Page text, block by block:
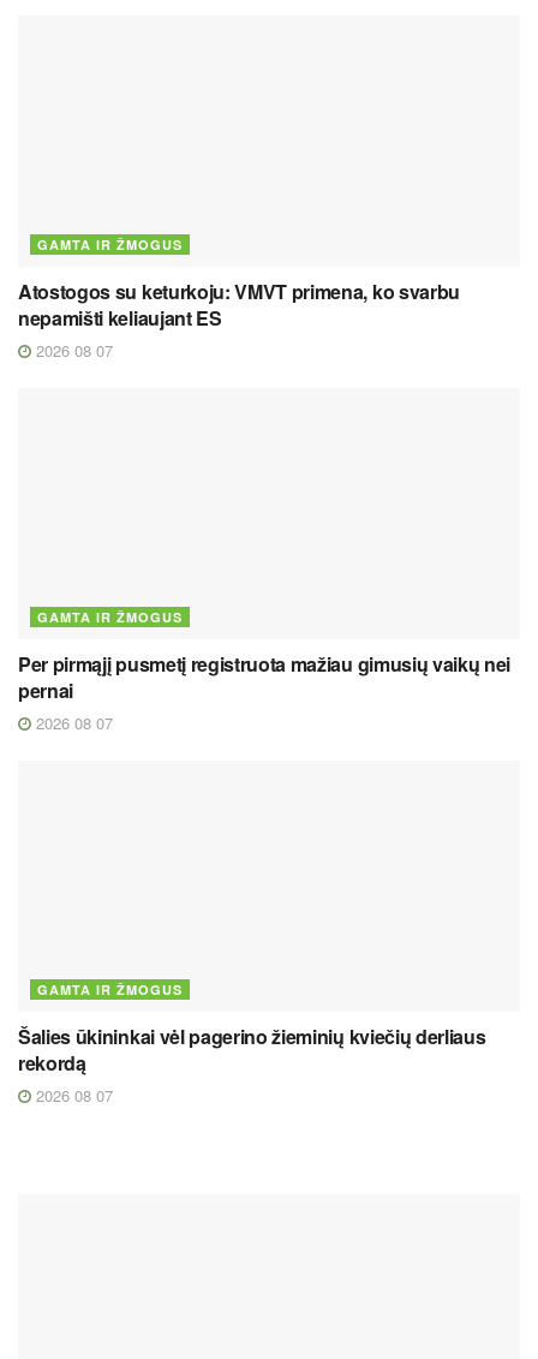
GAMTA IR ŽMOGUS
Atostogos su keturkoju: VMVT primena, ko svarbu
nepamišti keliaujant ES
2026 08 07
GAMTA IR ŽMOGUS
Per pirmąjį pusmetį registruota mažiau gimusių vaikų nei
pernai
2026 08 07
GAMTA IR ŽMOGUS
Šalies ūkininkai vėl pagerino žieminių kviečių derliaus
rekordą
2026 08 07